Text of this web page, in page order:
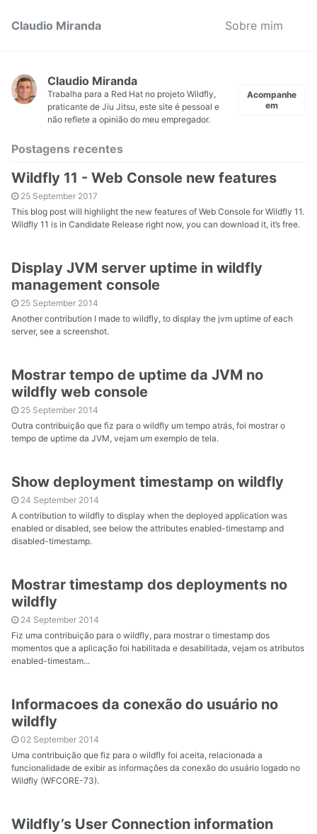
Claudio Miranda Sobre mim
Claudio Miranda
Trabalha para a Red Hat no projeto Wildfly,
praticante de Jiu Jitsu, este site é pessoal e
não reflete a opinião do meu empregador.
Acompanhe
em
Postagens recentes
Wildfly 11 - Web Console new features
25 September 2017
This blog post will highlight the new features of Web Console for Wildfly 11.
Wildfly 11 is in Candidate Release right now, you can download it, it’s free.
Display JVM server uptime in wildfly
management console
25 September 2014
Another contribution I made to wildfly, to display the jvm uptime of each
server, see a screenshot.
Mostrar tempo de uptime da JVM no
wildfly web console
25 September 2014
Outra contribuição que fiz para o wildfly um tempo atrás, foi mostrar o
tempo de uptime da JVM, vejam um exemplo de tela.
Show deployment timestamp on wildfly
24 September 2014
A contribution to wildfly to display when the deployed application was
enabled or disabled, see below the attributes enabled-timestamp and
disabled-timestamp.
Mostrar timestamp dos deployments no
wildfly
24 September 2014
Fiz uma contribuição para o wildfly, para mostrar o timestamp dos
momentos que a aplicação foi habilitada e desabilitada, vejam os atributos
enabled-timestam...
Informacoes da conexão do usuário no
wildfly
02 September 2014
Uma contribuição que fiz para o wildfly foi aceita, relacionada a
funcionalidade de exibir as informações da conexão do usuário logado no
Wildfly (WFCORE-73).
Wildfly’s User Connection information